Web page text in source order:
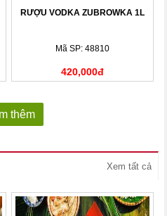
RƯỢU VODKA ZUBROWKA 1L
Mã SP: 48810
420,000đ
thêm
Xem tất cả